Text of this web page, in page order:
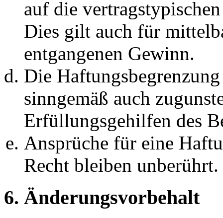
auf die
Dies gilt auch für
entgangenen Gewinn.
Die
sinngemäß auch
Erfüllungsgehilfen des
Ansprüche für eine
Recht bleiben unberührt.
6. Änderungsvorbehalt